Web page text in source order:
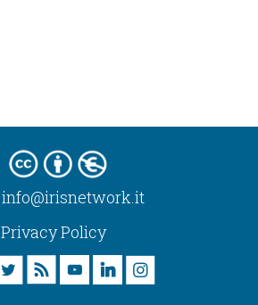
info@irisnetwork.it
Privacy Policy